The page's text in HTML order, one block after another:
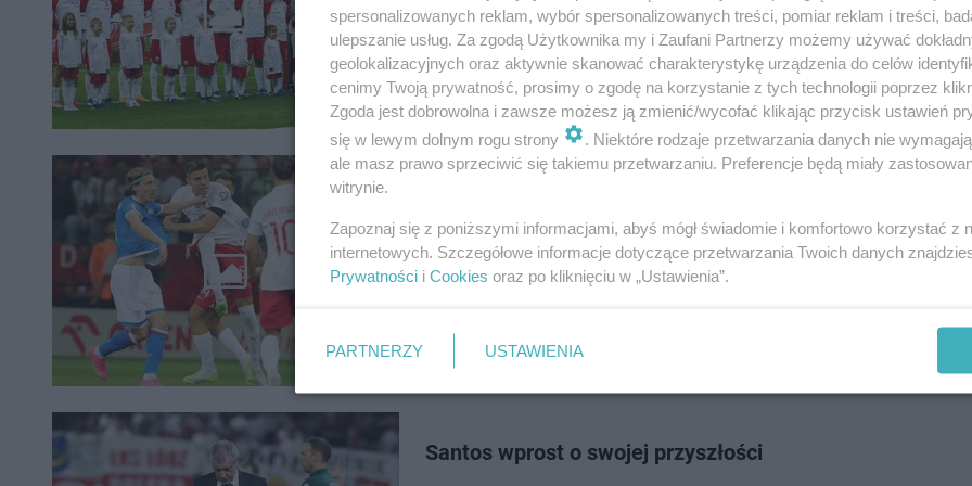
meczami na PGE Narodowym - z Czechami w eliminacjach Euro 2024 i
Łotwą. Większość z nich dotrze do …
Polska - Wyspy Owcze 12.10.2023: gdzie oglądać mecz?
Polska - Wyspy Owcze to kolejny mecz w ramach eliminacji na Mistrzostwa
nożnej, które odbędą się w Niemczech w 2024 roku. To jedno z trzech ostatnich
Santos wprost o swojej przyszłości
spersonalizowanych reklam, wybór spersonalizowanych treści, pomiar reklam i treści,
ulepszanie usług. Za zgodą Użytkownika my i Zaufani Partnerzy możemy używać
geolokalizacyjnych oraz aktywnie skanować charakterystykę urządzenia do celów
cenimy Twoją prywatność, prosimy o zgodę na korzystanie z tych technologii poprzez
Zgoda jest dobrowolna i zawsze możesz ją zmienić/wycofać klikając przycisk ustawień
się w lewym dolnym rogu strony
. Niektóre rodzaje przetwarzania danych nie
ale masz prawo sprzeciwić się takiemu przetwarzaniu. Preferencje będą miały
witrynie.
Zapoznaj się z poniższymi informacjami, abyś mógł świadomie i komfortowo korzystać z
internetowych. Szczegółowe informacje dotyczące przetwarzania Twoich danych
Prywatności i Cookies oraz po kliknięciu w „Ustawienia”.
PARTNERZY USTAWIENIA